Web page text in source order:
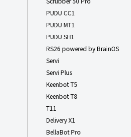
PUDU CC1
PUDU MT1
PUDU SH1
RS26 powered by BrainOS
Servi
Servi Plus
Keenbot T5
Keenbot T8
T11
Delivery X1
BellaBot Pro